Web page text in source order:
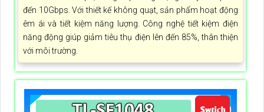
đến 10Gbps. Với thiết kế không quạt, sản phẩm hoạt động
êm ái và tiết kiệm năng lượng. Công nghệ tiết kiệm điện
năng động giúp giảm tiêu thụ điện lên đến 85%, thân thiện
với môi trường.